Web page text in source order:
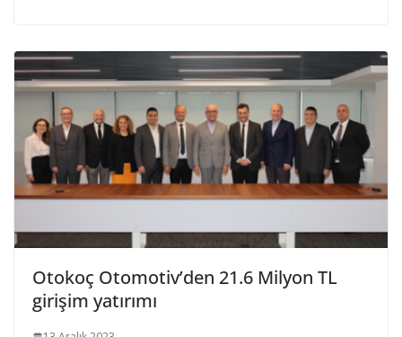
Otokoç Otomotiv’den 21.6 Milyon TL
girişim yatırımı